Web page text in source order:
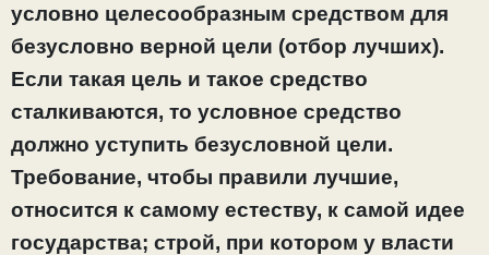
условно целесообразным средством для
безусловно верной цели (отбор лучших).
Если такая цель и такое средство
сталкиваются, то условное средство
должно уступить безусловной цели.
Требование, чтобы правили лучшие,
относится к самому естеству, к самой идее
государства; строй, при котором у власти